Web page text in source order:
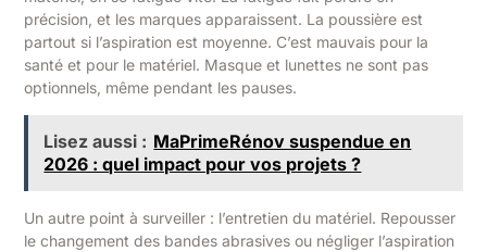
précision, et les marques apparaissent. La poussière est
partout si l’aspiration est moyenne. C’est mauvais pour la
santé et pour le matériel. Masque et lunettes ne sont pas
optionnels, même pendant les pauses.
Lisez aussi : MaPrimeRénov suspendue en
2026 : quel impact pour vos projets ?
Un autre point à surveiller : l’entretien du matériel. Repousser
le changement des bandes abrasives ou négliger l’aspiration